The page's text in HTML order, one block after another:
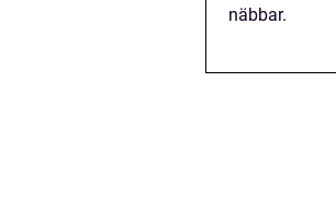
näbbar.